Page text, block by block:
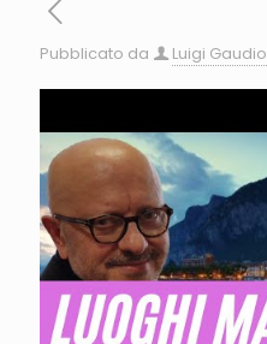
Pubblicato da Luigi Gaudio